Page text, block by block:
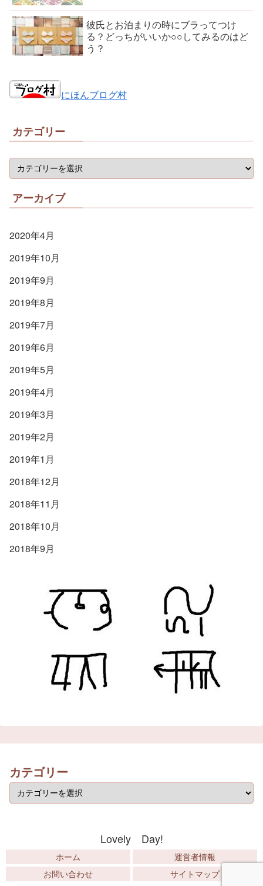
彼氏とお泊まりの時にブラってつけ
る？どっちがいいか○○してみるのはど
う？
にほんブログ村
カテゴリー
アーカイブ
2020年4月
2019年10月
2019年9月
2019年8月
2019年7月
2019年6月
2019年5月
2019年4月
2019年3月
2019年2月
2019年1月
2018年12月
2018年11月
2018年10月
2018年9月
カテゴリー
Lovely Day!
ホーム
運営者情報
お問い合わせ
サイトマップ